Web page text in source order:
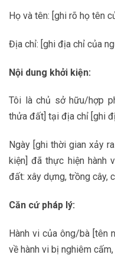
Họ và tên: [ghi rõ họ tên
Địa chỉ: [ghi địa chỉ của
Nội dung khởi kiện:
Tôi là chủ sở hữu/hợp
thửa đất] tại địa chỉ [ghi
Ngày [ghi thời gian xảy
kiện] đã thực hiện hành
đất: xây dựng, trồng cây,
Căn cứ pháp lý:
Hành vi của ông/bà [tên
về hành vi bị nghiêm